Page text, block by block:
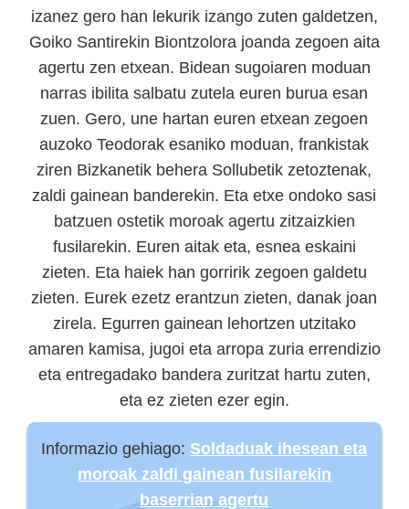
izanez gero han lekurik izango zuten galdetzen,
Goiko Santirekin Biontzolora joanda zegoen aita
agertu zen etxean. Bidean sugoiaren moduan
narras ibilita salbatu zutela euren burua esan
zuen. Gero, une hartan euren etxean zegoen
auzoko Teodorak esaniko moduan, frankistak
ziren Bizkanetik behera Sollubetik zetoztenak,
zaldi gainean banderekin. Eta etxe ondoko sasi
batzuen ostetik moroak agertu zitzaizkien
fusilarekin. Euren aitak eta, esnea eskaini
zieten. Eta haiek han gorririk zegoen galdetu
zieten. Eurek ezetz erantzun zieten, danak joan
zirela. Egurren gainean lehortzen utzitako
amaren kamisa, jugoi eta arropa zuria errendizio
eta entregadako bandera zuritzat hartu zuten,
eta ez zieten ezer egin.
Informazio gehiago: Soldaduak ihesean eta
moroak zaldi gainean fusilarekin
baserrian agertu